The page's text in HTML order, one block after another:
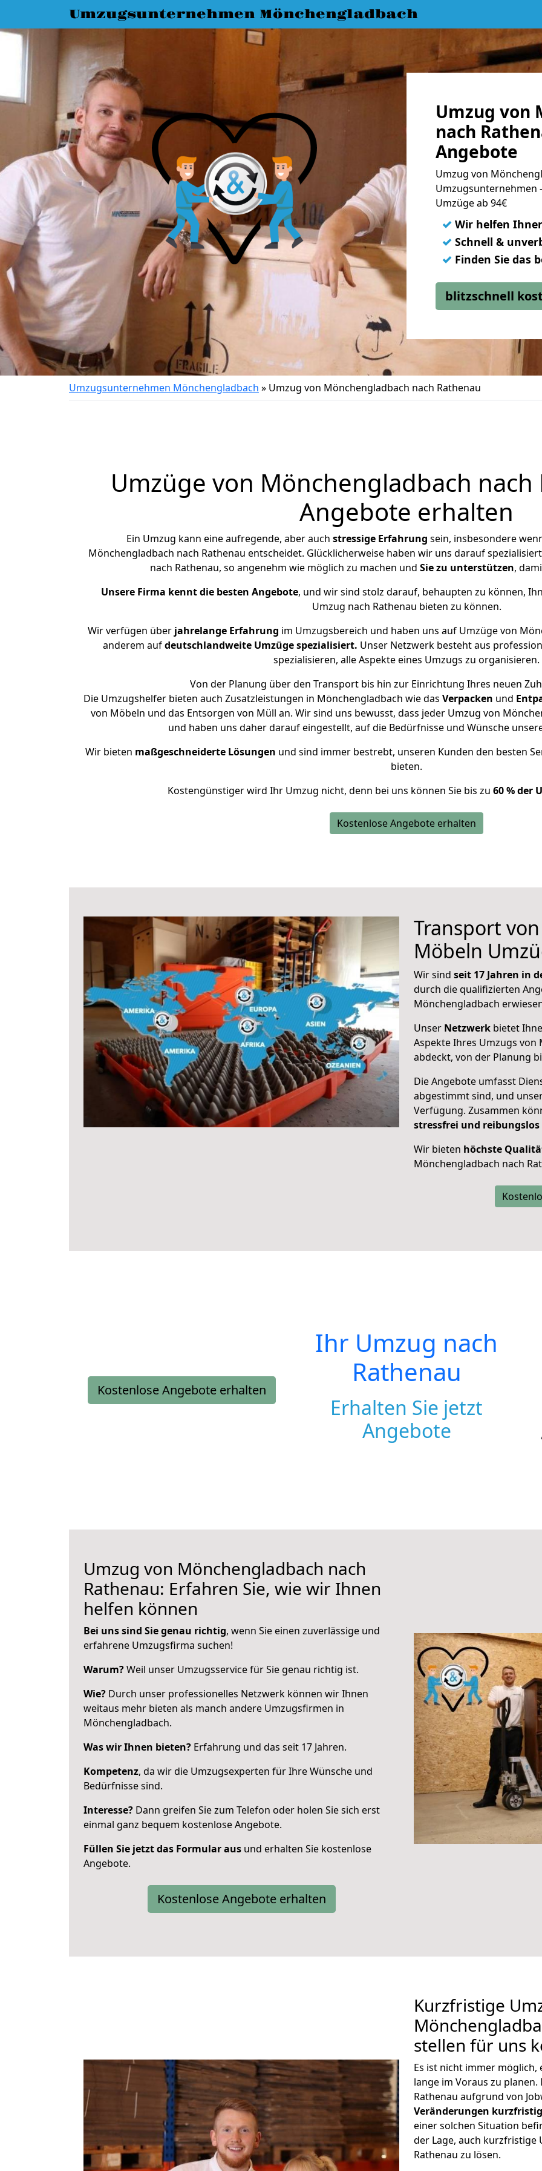
Umzugsunternehmen Mönchengladbach
Umzug von
nach
Angebote
Umzug von
Umzugsunternehmen
Umzüge ab 94€
✓ Wir helfen
✓ Schnell &
✓ Finden Sie das
blitzschnell
Umzugsunternehmen Mönchengladbach » Umzug von Mönchengladbach nach Rathenau
Umzüge von Mönchengladbach
Angebote erhalten
Ein Umzug kann eine aufregende, aber auch stressige Erfahrung sein, insbesondere
Mönchengladbach nach Rathenau entscheidet. Glücklicherweise haben wir uns darauf
nach Rathenau, so angenehm wie möglich zu machen und Sie zu unterstützen,
Unsere Firma kennt die besten Angebote, und wir sind stolz darauf, behaupten zu können,
Umzug nach Rathenau bieten zu können.
Wir verfügen über jahrelange Erfahrung im Umzugsbereich und haben uns auf Umzüge von
anderem aufdeutschlandweite Umzüge spezialisiert. Unser Netzwerk besteht aus
spezialisieren, alle Aspekte eines Umzugs zu organisieren.
Von der Planung über den Transport bis hin zur Einrichtung Ihres neuen
Die Umzugshelfer bieten auch Zusatzleistungen in Mönchengladbach wie das Verpacken und
von Möbeln und das Entsorgen von Müll an. Wir sind uns bewusst, dass jeder Umzug von
und haben uns daher darauf eingestellt, auf die Bedürfnisse und Wünsche
Wir bieten maßgeschneiderte Lösungen und sind immer bestrebt, unseren Kunden den besten
bieten.
Kostengünstiger wird Ihr Umzug nicht, denn bei uns können Sie bis zu 60 % der
Kostenlose Angebote erhalten
Transport
Möbeln
Wir sind seit 17 Jahren in
durch die qualifizierten
Mönchengladbach
Unser Netzwerk bietet
Aspekte Ihres Umzugs von
abdeckt, von der Planung
Die Angebote umfasst
abgestimmt sind, und
Verfügung. Zusammen
stressfrei und reibungslos
Wir bieten höchste
Mönchengladbach nach
Kostenlose Angebote erhalten
Ihr Umzug nach
Rathenau
Erhalten Sie jetzt
Angebote
Umzug von Mönchengladbach nach
Rathenau: Erfahren Sie, wie wir Ihnen
helfen können
Bei uns sind Sie genau richtig, wenn Sie einen zuverlässige und
erfahrene Umzugsfirma suchen!
Warum?Weil unser Umzugsservice für Sie genau richtig ist.
Wie? Durch unser professionelles Netzwerk können wir Ihnen
weitaus mehr bieten als manch andere Umzugsfirmen in
Mönchengladbach.
Was wir Ihnen bieten? Erfahrung und das seit 17 Jahren.
Kompetenz, da wir die Umzugsexperten für Ihre Wünsche und
Bedürfnisse sind.
Interesse? Dann greifen Sie zum Telefon oder holen Sie sich erst
einmal ganz bequem kostenlose Angebote.
Füllen Sie jetzt das Formular aus und erhalten Sie kostenlose
Angebote.
Kostenlose Angebote erhalten
Kurzfristige
stellen für uns
Es ist nicht immer
lange im Voraus zu
Rathenau aufgrund von
Veränderungen
einer solchen Situation
der Lage, auch kurzfristige
Rathenau zu lösen.